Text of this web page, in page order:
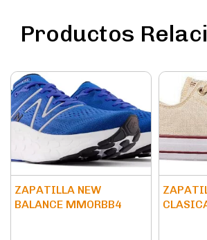
Productos
ZAPATILLA NEW
BALANCE MMORBB4